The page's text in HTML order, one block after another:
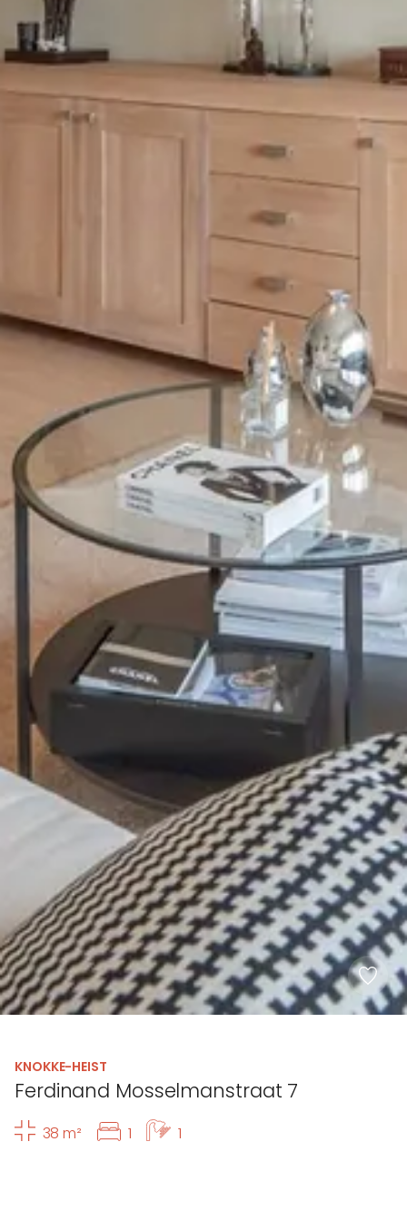
KNOKKE-HEIST
Ferdinand Mosselmanstraat 7
38 m² 1 1